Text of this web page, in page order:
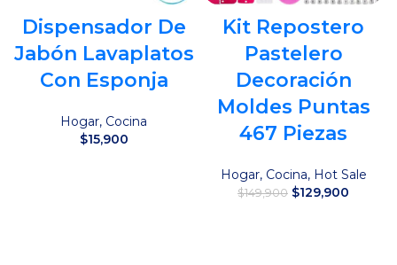
Dispensador De
Jabón Lavaplatos
Con Esponja
Hogar, Cocina
$15,900
Kit Repostero
Pastelero
Decoración
Moldes Puntas
467 Piezas
Hogar, Cocina, Hot Sale
$149,900 El
$129,900